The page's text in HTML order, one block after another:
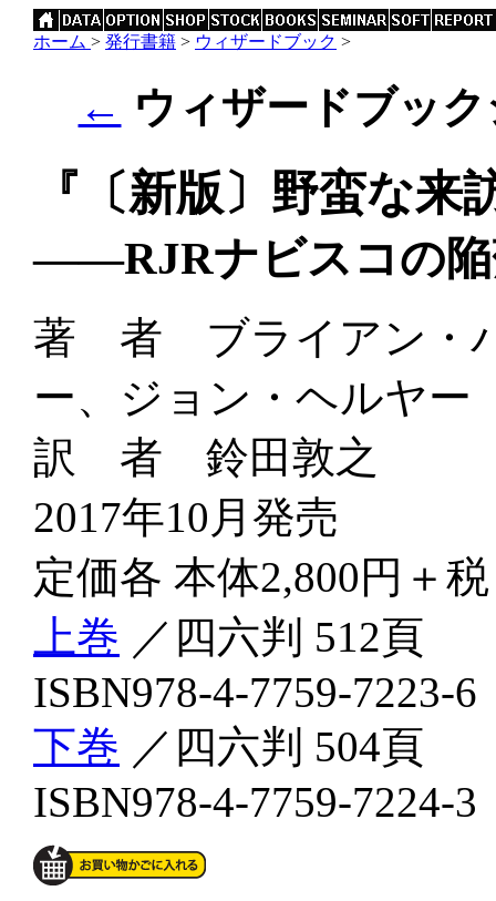
ホーム > 発行書籍 > ウィザードブック >
← ウィザードブッ
『〔新版〕野蛮な来
――RJRナビスコの
著 者 ブライアン・
ー、ジョン・ヘルヤー
訳 者 鈴田敦之
2017年10月発売
定価各 本体2,800円＋税
上巻 ／四六判 512頁
ISBN978-4-7759-7223-
下巻 ／四六判 504頁
ISBN978-4-7759-7224-